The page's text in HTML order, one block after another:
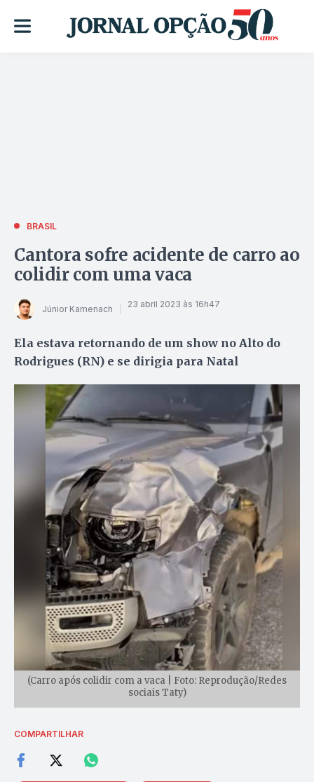
BRASIL
Cantora sofre acidente de carro ao
colidir com uma vaca
Júnior Kamenach 23 abril 2023 às 16h47
Ela estava retornando de um show no Alto do
Rodrigues (RN) e se dirigia para Natal
(Carro após colidir com a vaca | Foto: Reprodução/Redes
sociais Taty)
COMPARTILHAR